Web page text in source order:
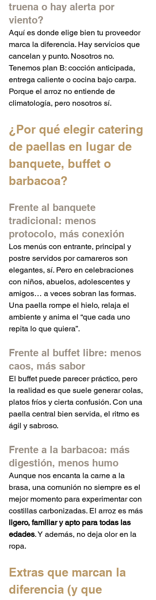
truena o hay alerta por
viento?
Aquí es donde elige bien tu proveedor
marca la diferencia. Hay servicios que
cancelan y punto. Nosotros no.
Tenemos plan B: cocción anticipada,
entrega caliente o cocina bajo carpa.
Porque el arroz no entiende de
climatología, pero nosotros sí.
¿Por qué elegir catering
de paellas en lugar de
banquete, buffet o
barbacoa?
Frente al banquete
tradicional: menos
protocolo, más conexión
Los menús con entrante, principal y
postre servidos por camareros son
elegantes, sí. Pero en celebraciones
con niños, abuelos, adolescentes y
amigos… a veces sobran las formas.
Una paella rompe el hielo, relaja el
ambiente y anima el “que cada uno
repita lo que quiera”.
Frente al buffet libre: menos
caos, más sabor
El buffet puede parecer práctico, pero
la realidad es que suele generar colas,
platos fríos y cierta confusión. Con una
paella central bien servida, el ritmo es
ágil y sabroso.
Frente a la barbacoa: más
digestión, menos humo
Aunque nos encanta la carne a la
brasa, una comunión no siempre es el
mejor momento para experimentar con
costillas carbonizadas. El arroz es más
ligero, familiar y apto para todas las
edades. Y además, no deja olor en la
ropa.
Extras que marcan la
diferencia (y que